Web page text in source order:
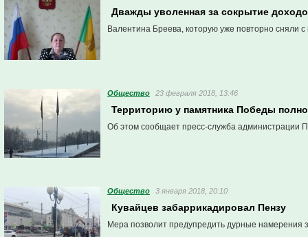
Дважды уволенная за сокрытие
Валентина Бреева, которую уже повторно сняли
Общество 23 февраля 2018, 13:46
Территорию у памятника Победы
Об этом сообщает пресс-служба администрации
Общество 3 января 2018, 20:10
Кувайцев забаррикадировал Пензу
Мера позволит предупредить дурные намерения